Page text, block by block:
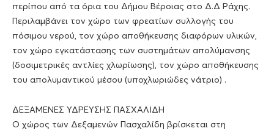
περίπου από τα όρια του Δήμου Βέροιας στο Δ.Δ Ράχης.
Περιλαμβάνει τον χώρο των φρεατίων συλλογής του
πόσιμου νερού, τον χώρο αποθήκευσης διαφόρων υλικών,
τον χώρο εγκατάστασης των συστημάτων απολύμανσης
(δοσιμετρικές αντλίες χλωρίωσης), τον χώρο αποθήκευσης
του απολυμαντικού μέσου (υποχλωριώδες νάτριο) .
ΔΕΞΑΜΕΝΕΣ ΥΔΡΕΥΣΗΣ ΠΑΣΧΑΛΙΔΗ
Ο χώρος των Δεξαμενών Πασχαλίδη βρίσκεται στη